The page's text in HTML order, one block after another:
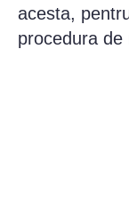
acesta,
procedura de